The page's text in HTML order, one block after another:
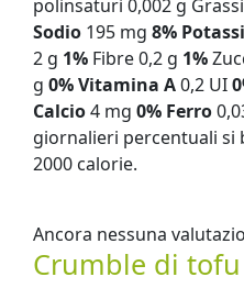
polinsaturi 0,002 g
Sodio 195 mg 8%
2 g 1% Fibre 0,2 g 1%
g 0%Vitamina A0,2 UI
Calcio4 mg 0% Ferro
giornalieri percentuali si
2000 calorie.
Ancora nessuna
Crumble di